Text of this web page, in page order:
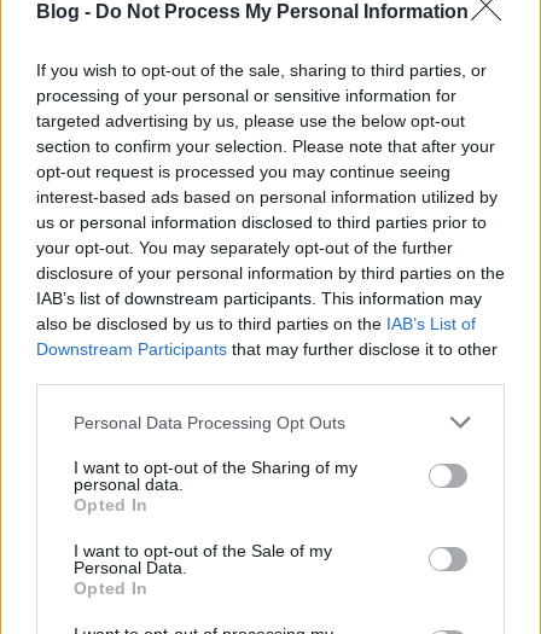
Blog - Do Not Process My Personal Information
If you wish to opt-out of the sale, sharing to third parties, or
processing of your personal or sensitive information for
targeted advertising by us, please use the below opt-out
section to confirm your selection. Please note that after your
opt-out request is processed you may continue seeing
interest-based ads based on personal information utilized by
us or personal information disclosed to third parties prior to
your opt-out. You may separately opt-out of the further
disclosure of your personal information by third parties on the
IAB’s list of downstream participants. This information may
also be disclosed by us to third parties on the IAB’s List of
Downstream Participants that may further disclose it to other
Please note that this website/app uses one or more Google
not limited to your visit or usage behaviour. You may click to
grant or deny consent to Google and its third-party tags to
use your data for below specified purposes in below Google
consent section.
Personal Data Processing Opt Outs
I want to opt-out of the Sharing of my
personal data.
Opted In
I want to opt-out of the Sale of my
Personal Data.
Opted In
Vendégoldal - Sacra Corona Unita
tucano• 2009. november 04.
Kaptunk egy mélt egy lelkes olvasónktól Tucanotól,
aki Itália déli régióiban tölti a drága időt. Hogy
pontosabbat nem írunk, például hogy hol - a cikkből
úgyis kitaláljátok majd miért. Tucano barátunk,
hogy úgy mondjam különös érzékenységet mutat
bizonyos témák iránt…
Ha már szó esett a német-francia közös dandárról,
megemlékezni a többnemzetiségű alakulatok őséről,
a II. világháború egyik igazi különleges egységéről, a
First Special Service Force-ról is. Micsoda pofátlan